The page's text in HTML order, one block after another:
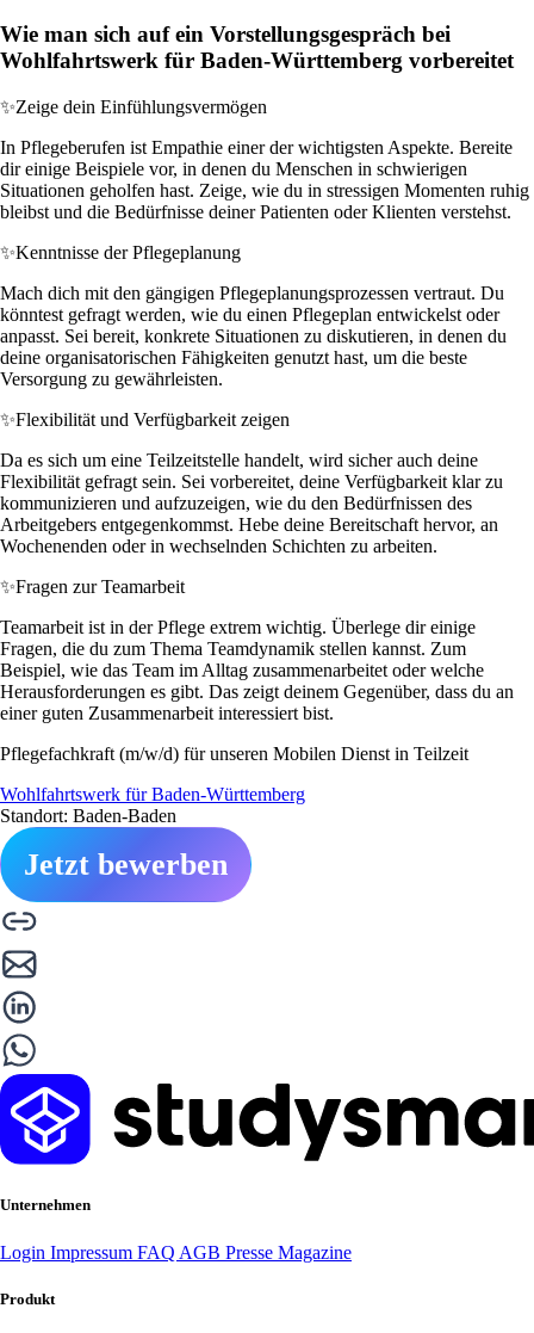
Wie man sich auf ein Vorstellungsgespräch bei
Wohlfahrtswerk für Baden-Württemberg vorbereitet
✨Zeige dein Einfühlungsvermögen
In Pflegeberufen ist Empathie einer der wichtigsten Aspekte. Bereite
dir einige Beispiele vor, in denen du Menschen in schwierigen
Situationen geholfen hast. Zeige, wie du in stressigen Momenten ruhig
bleibst und die Bedürfnisse deiner Patienten oder Klienten verstehst.
✨Kenntnisse der Pflegeplanung
Mach dich mit den gängigen Pflegeplanungsprozessen vertraut. Du
könntest gefragt werden, wie du einen Pflegeplan entwickelst oder
anpasst. Sei bereit, konkrete Situationen zu diskutieren, in denen du
deine organisatorischen Fähigkeiten genutzt hast, um die beste
Versorgung zu gewährleisten.
✨Flexibilität und Verfügbarkeit zeigen
Da es sich um eine Teilzeitstelle handelt, wird sicher auch deine
Flexibilität gefragt sein. Sei vorbereitet, deine Verfügbarkeit klar zu
kommunizieren und aufzuzeigen, wie du den Bedürfnissen des
Arbeitgebers entgegenkommst. Hebe deine Bereitschaft hervor, an
Wochenenden oder in wechselnden Schichten zu arbeiten.
✨Fragen zur Teamarbeit
Teamarbeit ist in der Pflege extrem wichtig. Überlege dir einige
Fragen, die du zum Thema Teamdynamik stellen kannst. Zum
Beispiel, wie das Team im Alltag zusammenarbeitet oder welche
Herausforderungen es gibt. Das zeigt deinem Gegenüber, dass du an
einer guten Zusammenarbeit interessiert bist.
Pflegefachkraft (m/w/d) für unseren Mobilen Dienst in Teilzeit
Wohlfahrtswerk für Baden-Württemberg
Standort: Baden-Baden
Jetzt bewerben
Unternehmen
Login Impressum FAQ AGB Presse Magazine
Produkt